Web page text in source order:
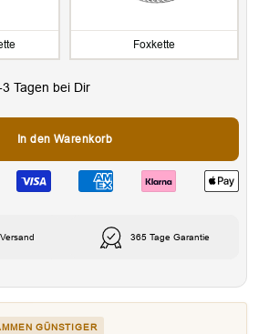
Foxkette
3 Tagen bei Dir
In den Warenkorb
365 Tage Garantie
GÜNSTIGER